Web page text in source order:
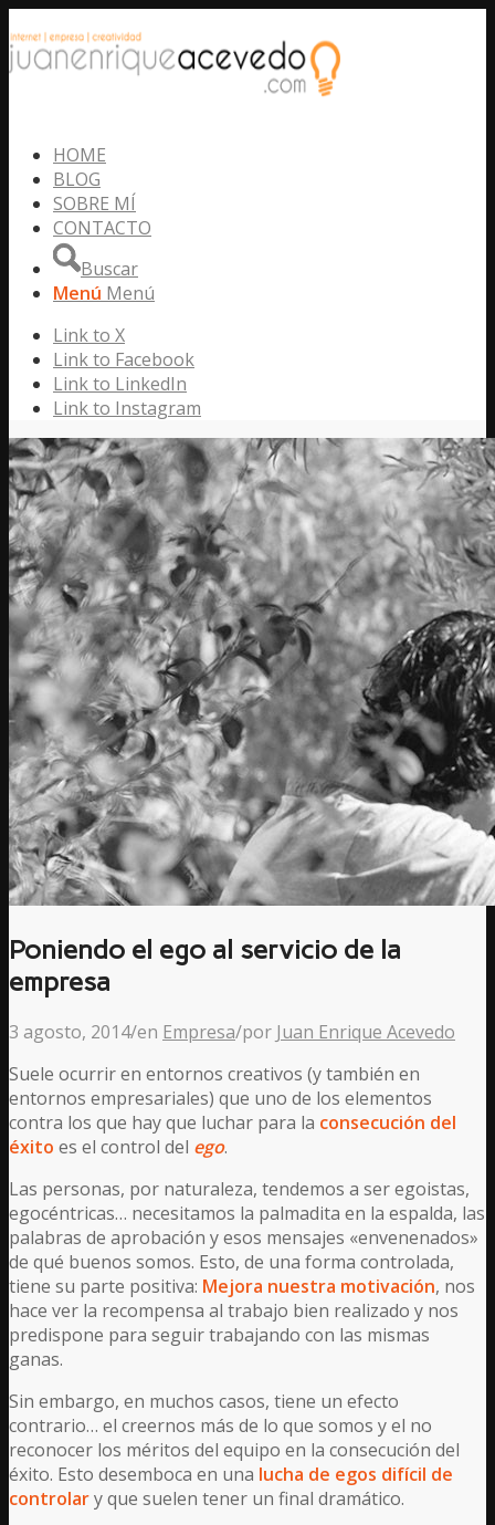
HOME
BLOG
SOBRE MÍ
CONTACTO
Buscar
Menú Menú
Link to X
Link to Facebook
Link to LinkedIn
Link to Instagram
Poniendo el ego al servicio de la
empresa
3 agosto, 2014/en Empresa/por Juan Enrique Acevedo
Suele ocurrir en entornos creativos (y también en
entornos empresariales) que uno de los elementos
contra los que hay que luchar para la consecución del
éxito es el control del ego.
Las personas, por naturaleza, tendemos a ser egoistas,
egocéntricas… necesitamos la palmadita en la espalda, las
palabras de aprobación y esos mensajes «envenenados»
de qué buenos somos. Esto, de una forma controlada,
tiene su parte positiva: Mejora nuestra motivación, nos
hace ver la recompensa al trabajo bien realizado y nos
predispone para seguir trabajando con las mismas
ganas.
Sin embargo, en muchos casos, tiene un efecto
contrario… el creernos más de lo que somos y el no
reconocer los méritos del equipo en la consecución del
éxito. Esto desemboca en una lucha de egos difícil de
controlary que suelen tener un final dramático.